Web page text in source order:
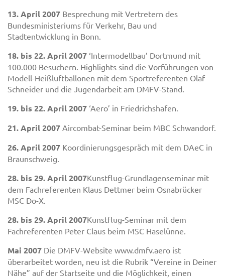
13. April 2007 Besprechung mit Vertretern des
Bundesministeriums für Verkehr, Bau und
Stadtentwicklung in Bonn.
18. bis 22. April 2007 ‘Intermodellbau’ Dortmund mit
100.000 Besuchern. Highlights sind die Vorführungen von
Modell-Heißluftballonen mit dem Sportreferenten Olaf
Schneider und die Jugendarbeit am DMFV-Stand.
19. bis 22. April 2007 ‘Aero’ in Friedrichshafen.
21. April 2007 Aircombat-Seminar beim MBC Schwandorf.
26. April 2007 Koordinierungsgespräch mit dem DAeC in
Braunschweig.
28. bis 29. April 2007Kunstflug-Grundlagenseminar mit
dem Fachreferenten Klaus Dettmer beim Osnabrücker
MSC Do-X.
28. bis 29. April 2007Kunstflug-Seminar mit dem
Fachreferenten Peter Claus beim MSC Haselünne.
Mai 2007 Die DMFV-Website www.dmfv.aero ist
überarbeitet worden, neu ist die Rubrik “Vereine in Deiner
Nähe” auf der Startseite und die Möglichkeit, einen